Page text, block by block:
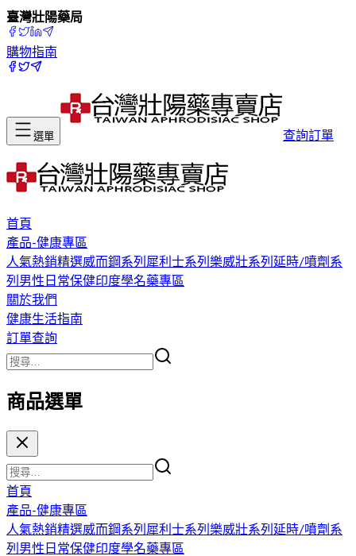
臺灣壯陽藥局
購物指南
選單 查詢訂單
首頁
產品-健康專區
人氣熱銷精選威而鋼系列 犀利士系列 樂威壯系列 延時/噴劑系
列 男性日常保健印度學名藥專區
關於我們
健康生活指南
訂單查詢
商品選單
首頁
產品-健康專區
人氣熱銷精選威而鋼系列 犀利士系列 樂威壯系列 延時/噴劑系
列 男性日常保健印度學名藥專區